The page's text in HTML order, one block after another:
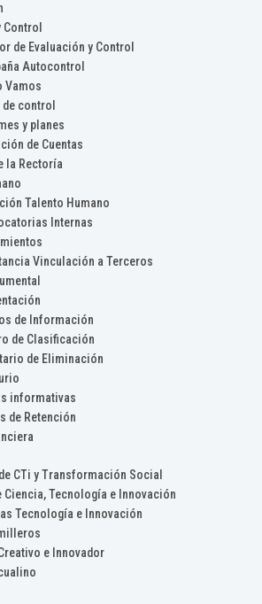
Control
de Evaluación y Control
Autocontrol
Vamos
de control
y planes
de Cuentas
la Rectoría
Talento Humano
Internas
Vinculación a Terceros
de Información
de Clasificación
de Eliminación
informativas
de Retención
CTi y Transformación Social
Ciencia, Tecnología e Innovación
Tecnología e Innovación
e Innovador